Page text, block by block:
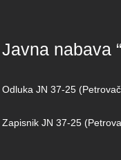
Javna nabava
Odluka JN 37-25
Zapisnik JN 37-25